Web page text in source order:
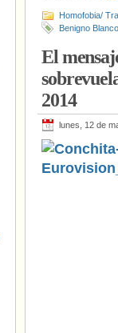
Homofobia/
Benigno Blanco
El
2014
lunes, 12 de